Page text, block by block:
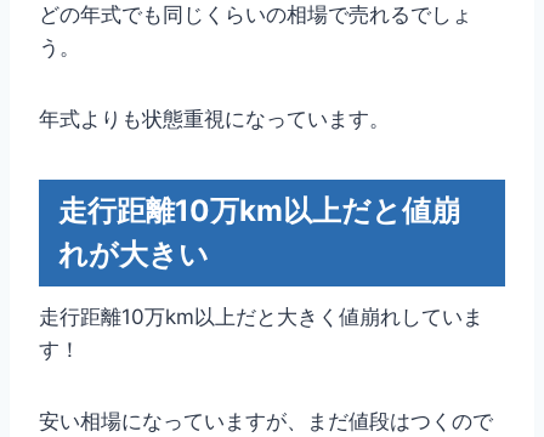
どの年式でも同じくらいの相場で売れるでしょ
う。
年式よりも状態重視になっています。
走行距離10万km以上だと値崩
れが大きい
走行距離10万km以上だと大きく値崩れしていま
す！
安い相場になっていますが、まだ値段はつくので